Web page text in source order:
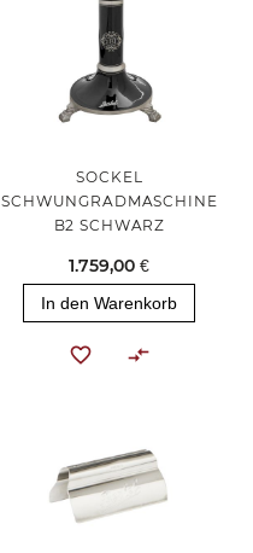
SOCKEL
SCHWUNGRADMASCHINE
B2 SCHWARZ
1.759,00 €
In den Warenkorb